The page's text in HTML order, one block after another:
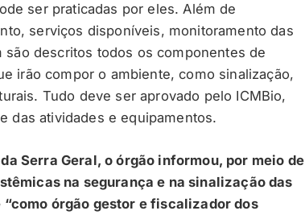
ser praticadas por eles. Além de
serviços disponíveis, monitoramento das
descritos todos os componentes de
irão compor o ambiente, como sinalização,
Tudo deve ser aprovado pelo ICMBio,
das atividades e equipamentos.
Serra Geral, o órgão informou, por meio de
na segurança e na sinalização das
órgão gestor e fiscalizador dos